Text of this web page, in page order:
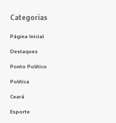
Categorias
Página Inicial
Destaques
Ponto Político
Política
Ceará
Esporte